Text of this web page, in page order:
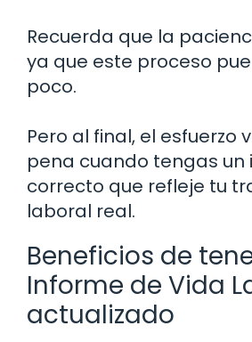
Recuerda que la
ya que este proceso
poco.
Pero al final, el esfuerzo
pena cuando tengas un
correcto que refleje tu
laboral real.
Beneficios de
Informe de Vida
actualizado